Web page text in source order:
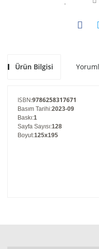
Ürün Bilgisi
ISBN:9786258317671
Basım Tarihi:2023-09
Baskı:1
Sayfa Sayısı:128
Boyut:125x195